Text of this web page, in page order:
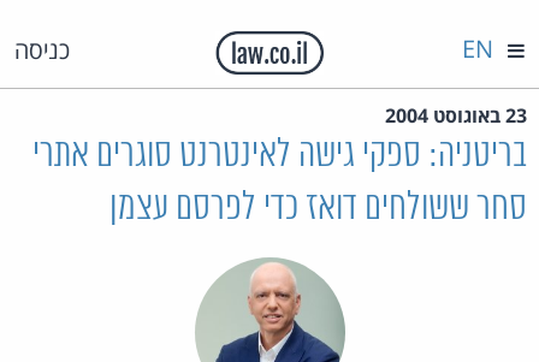
כניסה EN
23 באוגוסט 2004
בריטניה: ספקי גישה לאינטרנט סוגרים אתרי
סחר ששולחים דואז כדי לפרסם עצמן